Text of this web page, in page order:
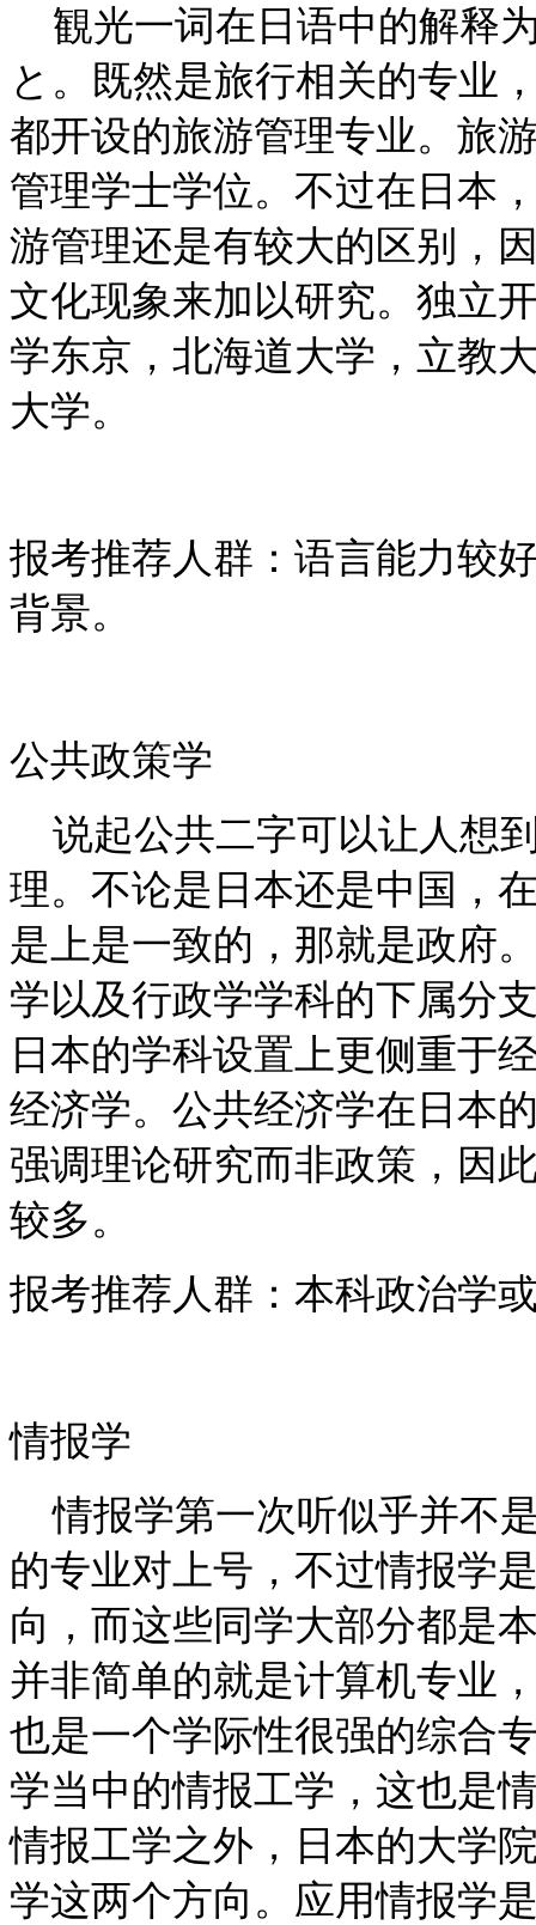
観光一词在日语中的解释
と。既然是旅行相关的专业
都开设的旅游管理专业。旅
管理学士学位。不过在日本
游管理还是有较大的区别，
文化现象来加以研究。独立
学东京，北海道大学，立教
大学。
报考推荐人群：语言能力较
背景。
公共政策学
说起公共二字可以让人想
理。不论是日本还是中国，
是上是一致的，那就是政府
学以及行政学学科的下属分
日本的学科设置上更侧重于
经济学。公共经济学在日本
强调理论研究而非政策，因
较多。
报考推荐人群：本科政治学
情报学
情报学第一次听似乎并不
的专业对上号，不过情报学
向，而这些同学大部分都是
并非简单的就是计算机专业
也是一个学际性很强的综合
学当中的情报工学，这也是
情报工学之外，日本的大学
学这两个方向。应用情报学